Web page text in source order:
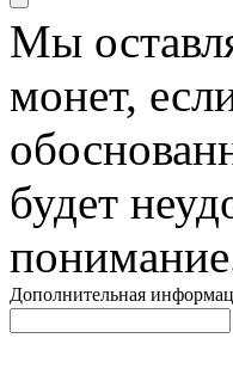
Мы
монет,
будет
Дополнительная